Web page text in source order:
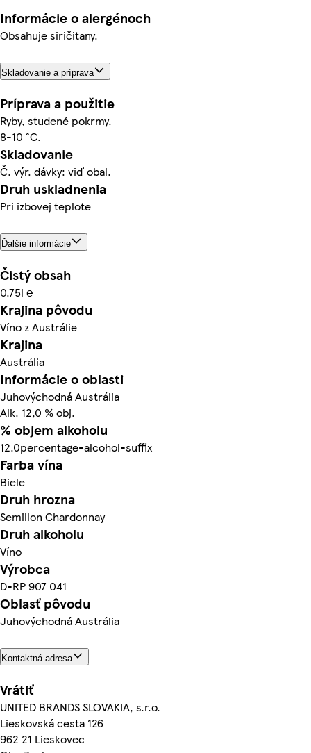
Informácie o alergénoch
Obsahuje siričitany.
Skladovanie a príprava
Príprava a použitie
Ryby, studené pokrmy.
8-10 °C.
Skladovanie
Č. výr. dávky: viď obal.
Druh uskladnenia
Pri izbovej teplote
Ďalšie informácie
Čistý obsah
0.75l ℮
Krajina pôvodu
Víno z Austrálie
Krajina
Austrália
Informácie o oblasti
Juhovýchodná Austrália
Alk. 12,0 % obj.
% objem alkoholu
12.0percentage-alcohol-suffix
Farba vína
Biele
Druh hrozna
Semillon Chardonnay
Druh alkoholu
Víno
Výrobca
D-RP 907 041
Oblasť pôvodu
Juhovýchodná Austrália
Kontaktná adresa
Vrátiť
UNITED BRANDS SLOVAKIA, s.r.o.
Lieskovská cesta 126
962 21 Lieskovec